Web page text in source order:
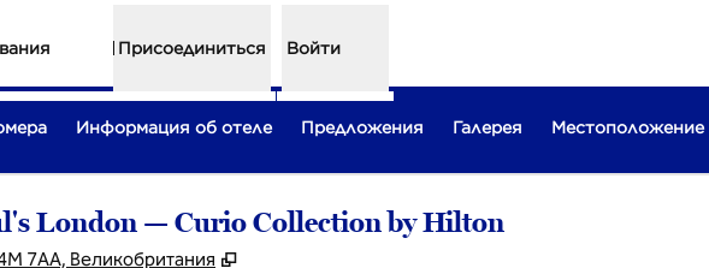
Присоединиться Войти
Информация об отеле Предложения Галерея Местоположение
London — Curio Collection by Hilton
7AA, Великобритания ,